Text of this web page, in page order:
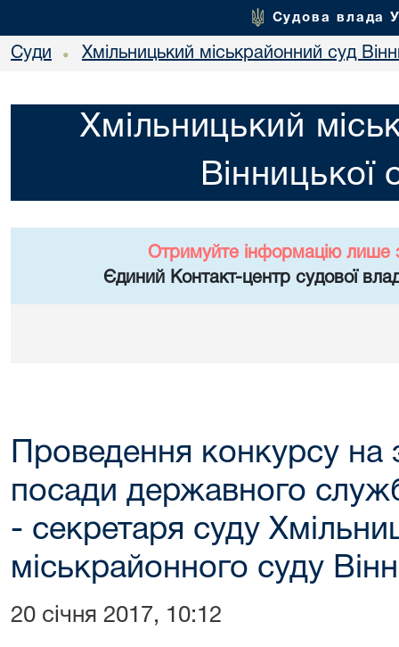
Судова влада
Суди • Хмільницький міськрайонний суд
Хмільницький
Вінницької
Отримуйте інформацію лише
Єдиний Контакт-центр судової
Проведення конкурсу на
посади державного
- секретаря суду
міськрайонного суду
20 січня 2017, 10:12